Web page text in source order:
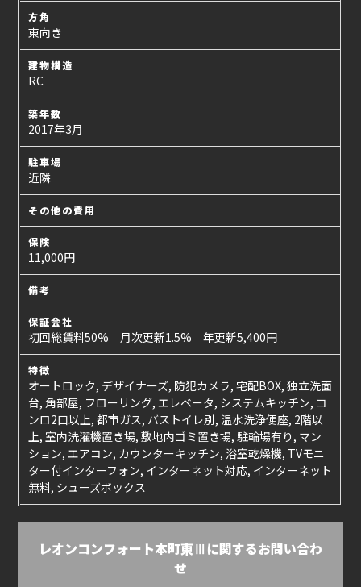
方角
東向き
建物構造
RC
築年数
2017年3月
駐車場
近隣
その他の費用
保険
11,000円
備考
保証会社
初回総賃料50% 月次更新1.5% 年更新5,400円
特徴
オートロック, デザイナーズ, 防犯カメラ, 宅配BOX, 独立洗面
台, 角部屋, フローリング, エレベータ, システムキッチン, コ
ンロ2口以上, 都市ガス, バストイレ別, 温水洗浄便座, 2階以
上, 室内洗濯機置き場, 敷地内ゴミ置き場, 駐輪場有り, マン
ション, エアコン, カウンターキッチン, 浴室乾燥機, TVモニ
ター付インターフォン, インターネット対応, インターネット
無料, シューズボックス
レオンコンフォート本町東Ⅲに関するお問い合わ
せ